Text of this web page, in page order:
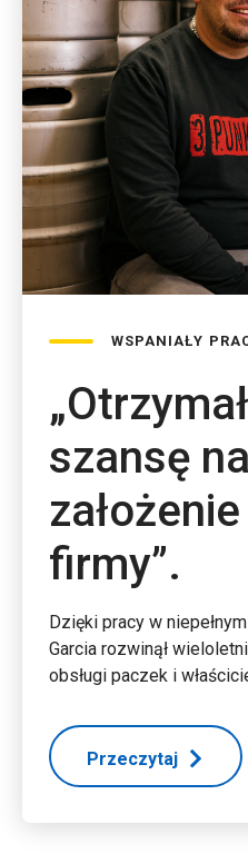
WSPANIAŁY
szansę na
firmy”.
Dzięki pracy w
Garcia rozwinął
obsługi paczek i
Przeczytaj